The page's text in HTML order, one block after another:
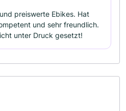
preiswerte Ebikes. Hat
und sehr freundlich.
unter Druck gesetzt!